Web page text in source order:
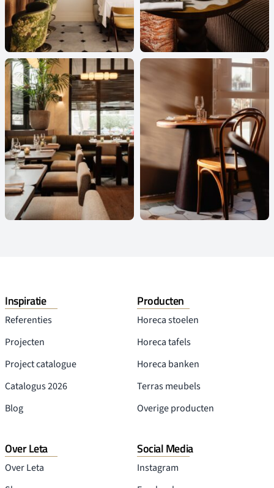
Inspiratie
Referenties
Projecten
Project catalogue
Catalogus 2026
Blog
Producten
Horeca stoelen
Horeca tafels
Horeca banken
Terras meubels
Overige producten
Over Leta
Over Leta
Social Media
Instagram